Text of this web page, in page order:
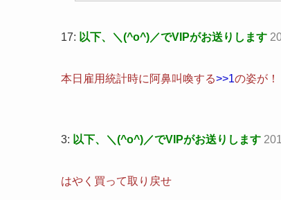
17: 以下、＼(^o^)／でVIPがお送りします
本日雇用統計時に阿鼻叫喚する>>1の姿が！
3: 以下、＼(^o^)／でVIPがお送りします
はやく買って取り戻せ